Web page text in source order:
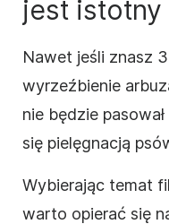
jest istotny
Nawet jeśli znasz
wyrzeźbienie
nie będzie
się pielęgnacją
Wybierając temat
warto opierać się